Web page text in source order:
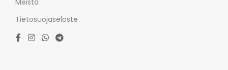
Meista
Tietosuojaseloste